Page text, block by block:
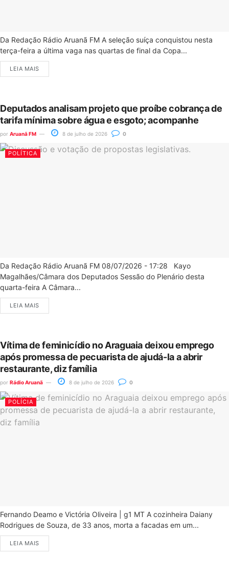
Da Redação Rádio Aruanã FM A seleção suíça conquistou nesta
terça-feira a última vaga nas quartas de final da Copa...
LEIA MAIS
Deputados analisam projeto que proíbe cobrança de
tarifa mínima sobre água e esgoto; acompanhe
por Aruanã FM 8 de julho de 2026 0
POLÍTICA
Da Redação Rádio Aruanã FM 08/07/2026 - 17:28 Kayo
Magalhães/Câmara dos Deputados Sessão do Plenário desta
quarta-feira A Câmara...
LEIA MAIS
Vítima de feminicídio no Araguaia deixou emprego
após promessa de pecuarista de ajudá-la a abrir
restaurante, diz família
por Rádio Aruanã 8 de julho de 2026 0
POLÍCIA
Fernando Deamo e Victória Oliveira | g1 MT A cozinheira Daiany
Rodrigues de Souza, de 33 anos, morta a facadas em um...
LEIA MAIS